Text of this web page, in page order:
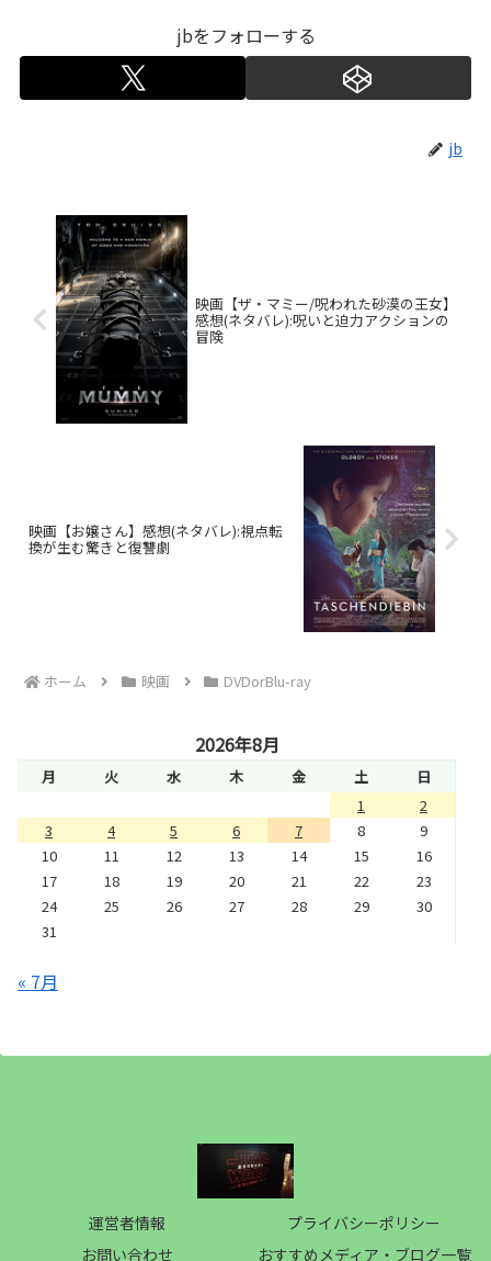
jbをフォローする
jb
映画【ザ・マミー/呪われた砂漠の王女】
感想(ネタバレ):呪いと迫力アクションの
冒険
映画【お嬢さん】感想(ネタバレ):視点転
換が生む驚きと復讐劇
ホーム 映画 DVDorBlu-ray
2026年8月
月 火 水 木 金 土
日
1
2
3
4 5 6 7 8
9
10
11 12 13 14 15
16
17
18 19 20 21 22
23
24
25 26 27 28 29
30
31
« 7月
運営者情報
プライバシーポリシー
お問い合わせ
おすすめメディア・ブログ一覧